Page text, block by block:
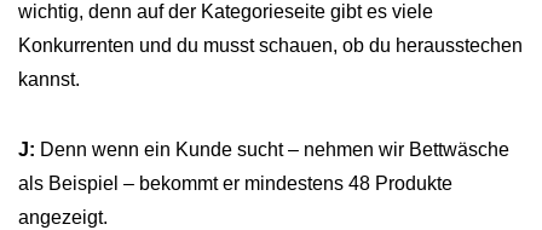
wichtig, denn auf der Kategorieseite gibt es viele
Konkurrenten und du musst schauen, ob du herausstechen
kannst.
J: Denn wenn ein Kunde sucht – nehmen wir Bettwäsche
als Beispiel – bekommt er mindestens 48 Produkte
angezeigt.